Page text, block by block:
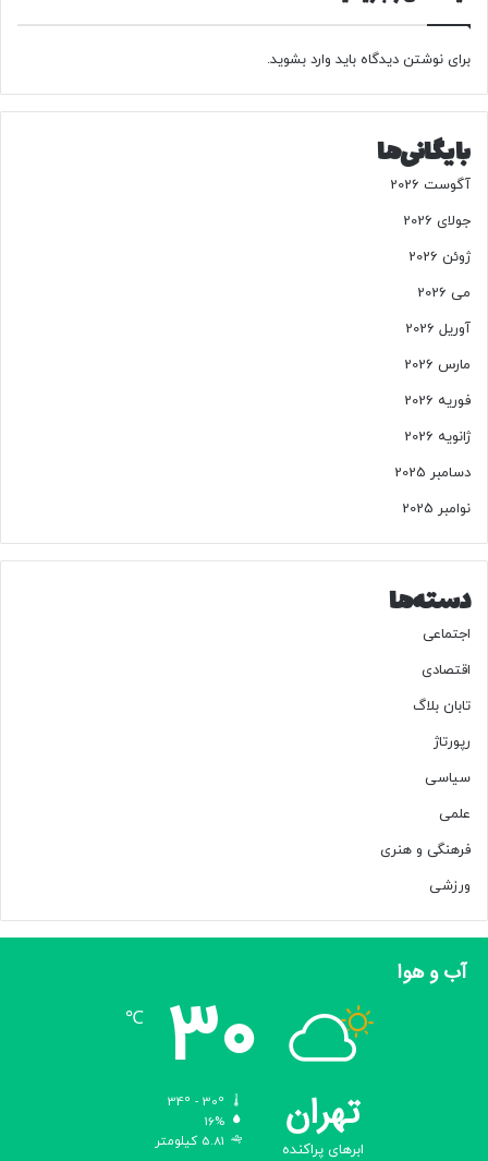
برای نوشتن دیدگاه باید وارد بشوید.
بایگانی‌ها
آگوست 2026
جولای 2026
ژوئن 2026
می 2026
آوریل 2026
مارس 2026
فوریه 2026
ژانویه 2026
دسامبر 2025
نوامبر 2025
دسته‌ها
اجتماعی
اقتصادی
تابان بلاگ
رپورتاژ
سیاسی
علمی
فرهنگی و هنری
ورزشی
آب و هوا
تهران
ابرهای پراکنده
30
℃
16%
5.81 کیلومتر